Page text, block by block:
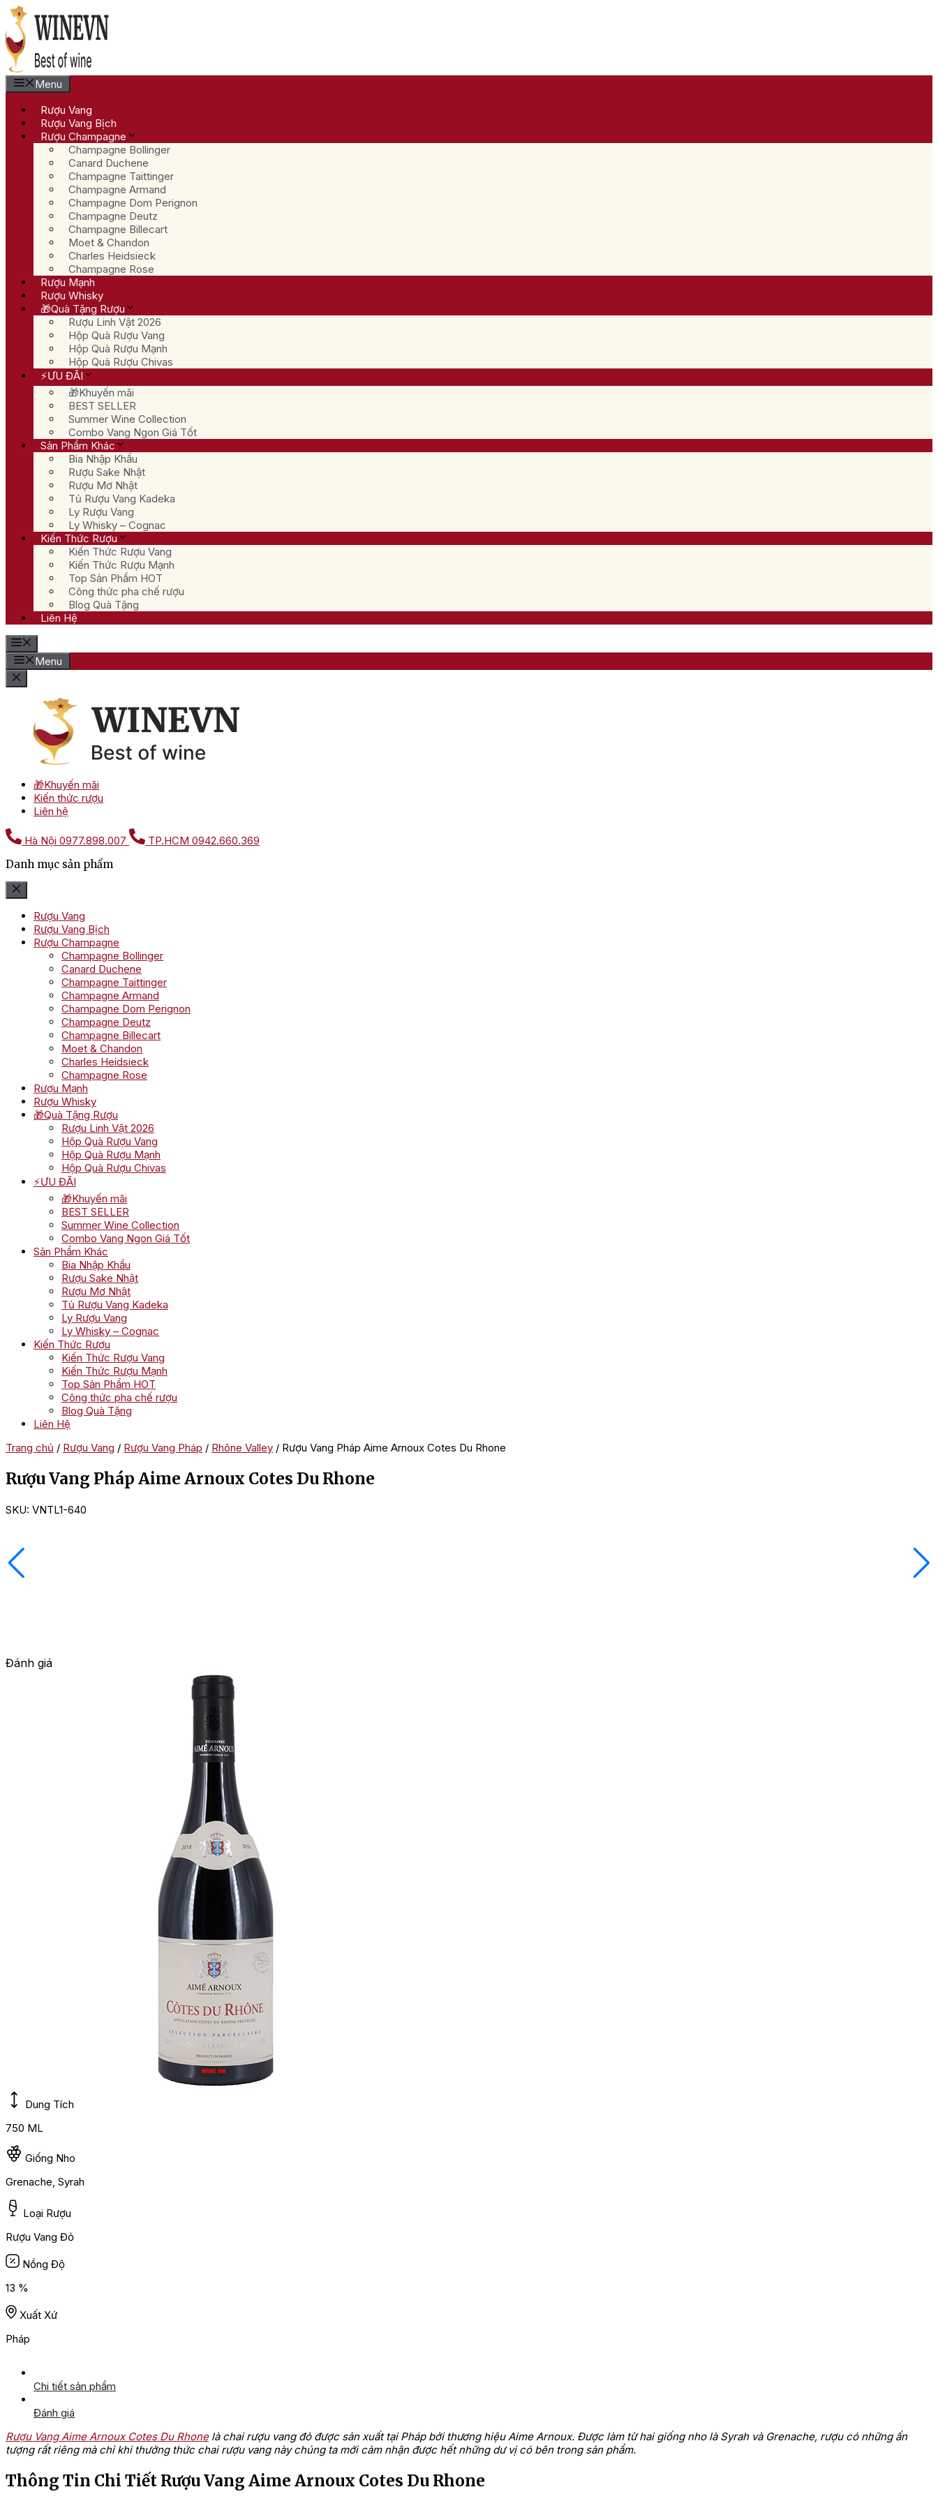
Chuyển
đến
nội
dung
Menu
Rượu Vang
Rượu Vang Bịch
Rượu Champagne
Champagne Bollinger
Canard Duchene
Champagne Taittinger
Champagne Armand
Champagne Dom Perignon
Champagne Deutz
Champagne Billecart
Moet & Chandon
Charles Heidsieck
Champagne Rose
Rượu Mạnh
Rượu Whisky
🎁Quà Tặng Rượu
Rượu Linh Vật 2026
Hộp Quà Rượu Vang
Hộp Quà Rượu Mạnh
Hộp Quà Rượu Chivas
⚡ƯU ĐÃI
🎁Khuyến mãi
BEST SELLER
Summer Wine Collection
Combo Vang Ngon Giá Tốt
Sản Phẩm Khác
Bia Nhập Khẩu
Rượu Sake Nhật
Rượu Mơ Nhật
Tủ Rượu Vang Kadeka
Ly Rượu Vang
Ly Whisky – Cognac
Kiến Thức Rượu
Kiến Thức Rượu Vang
Kiến Thức Rượu Mạnh
Top Sản Phẩm HOT
Công thức pha chế rượu
Blog Quà Tặng
Liên Hệ
Menu
🎁Khuyến mãi
Kiến thức rượu
Liên hệ
Hà Nội 0977.898.007 TP.HCM 0942.660.369
Danh mục sản phẩm
Rượu Vang
Rượu Vang Bịch
Rượu Champagne
Champagne Bollinger
Canard Duchene
Champagne Taittinger
Champagne Armand
Champagne Dom Perignon
Champagne Deutz
Champagne Billecart
Moet & Chandon
Charles Heidsieck
Champagne Rose
Rượu Mạnh
Rượu Whisky
🎁Quà Tặng Rượu
Rượu Linh Vật 2026
Hộp Quà Rượu Vang
Hộp Quà Rượu Mạnh
Hộp Quà Rượu Chivas
⚡ƯU ĐÃI
🎁Khuyến mãi
BEST SELLER
Summer Wine Collection
Combo Vang Ngon Giá Tốt
Sản Phẩm Khác
Bia Nhập Khẩu
Rượu Sake Nhật
Rượu Mơ Nhật
Tủ Rượu Vang Kadeka
Ly Rượu Vang
Ly Whisky – Cognac
Kiến Thức Rượu
Kiến Thức Rượu Vang
Kiến Thức Rượu Mạnh
Top Sản Phẩm HOT
Công thức pha chế rượu
Blog Quà Tặng
Liên Hệ
Trang chủ / Rượu Vang / Rượu Vang Pháp / Rhône Valley / Rượu Vang Pháp Aime Arnoux Cotes Du Rhone
Rượu Vang Pháp Aime Arnoux Cotes Du Rhone
SKU: VNTL1-640
Đánh giá
Dung Tích
750 ML
Giống Nho
Grenache, Syrah
Loại Rượu
Rượu Vang Đỏ
Nồng Độ
13 %
Xuất Xứ
Pháp
Chi tiết sản phẩm
Đánh giá
Rượu Vang Aime Arnoux Cotes Du Rhonelà chai rượu vang đỏ được sản xuất tại Pháp bởi thương hiệu Aime Arnoux. Được làm từ hai giống nho là Syrah và Grenache, rượu có những ấn
tượng rất riêng mà chỉ khi thưởng thức chai rượu vang này chúng ta mới cảm nhận được hết những dư vị có bên trong sản phẩm.
Thông Tin Chi Tiết Rượu Vang Aime Arnoux Cotes Du Rhone